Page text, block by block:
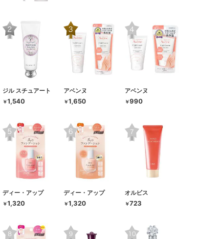
ジル スチュアート
￥1,540
アベンヌ
￥1,650
アベンヌ
￥990
ディー・アップ
￥1,320
ディー・アップ
￥1,320
オルビス
￥723